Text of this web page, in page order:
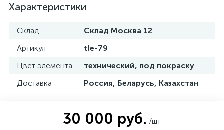
Характеристики
Склад
Склад Москва 12
Артикул
tle-79
Цвет элемента
технический, под покраску
Доставка
Россия, Беларусь, Казахстан
30 000 руб. /шт